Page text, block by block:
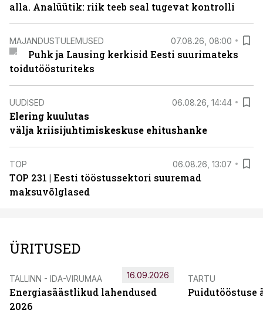
alla. Analüütik: riik teeb seal tugevat kontrolli
MAJANDUSTULEMUSED 07.08.26, 08:00
Puhk ja Lausing kerkisid Eesti suurimateks
toidutöösturiteks
UUDISED 06.08.26, 14:44
Elering kuulutas
välja kriisijuhtimiskeskuse ehitushanke
TOP 06.08.26, 13:07
TOP 231 | Eesti tööstussektori suuremad
maksuvõlglased
ÜRITUSED
TALLINN - IDA-VIRUMAA
Energiasäästlikud lahendused
2026
16.09.2026 TARTU
Puidutööstuse